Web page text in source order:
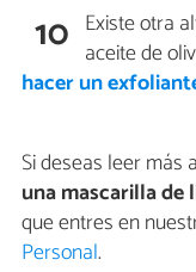
10 Existe otra
aceite de
hacer un
Si deseas leer más
una mascarilla de
que entres en
Personal.